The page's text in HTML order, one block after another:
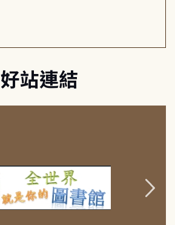
好站連結